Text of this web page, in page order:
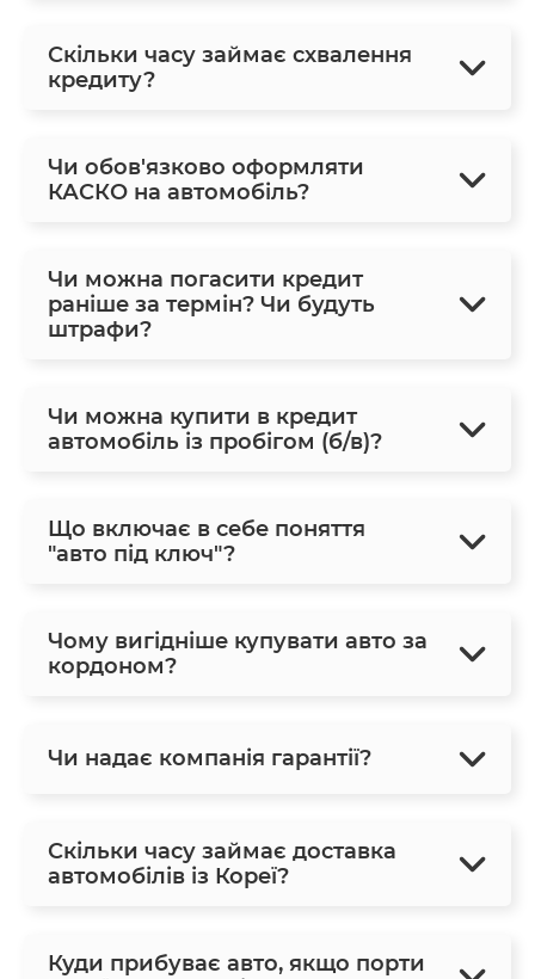
Скільки часу займає схвалення
кредиту?
Чи обов'язково оформляти
КАСКО на автомобіль?
Чи можна погасити кредит
раніше за термін? Чи будуть
штрафи?
Чи можна купити в кредит
автомобіль із пробігом (б/в)?
Що включає в себе поняття
"авто під ключ"?
Чому вигідніше купувати авто за
кордоном?
Чи надає компанія гарантії?
Скільки часу займає доставка
автомобілів із Кореї?
Куди прибуває авто, якщо порти